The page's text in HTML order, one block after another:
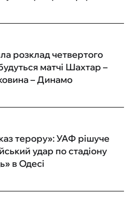
розклад четвертого
матчі Шахтар –
– Динамо
терору»: УАФ рішуче
удар по стадіону
в Одесі